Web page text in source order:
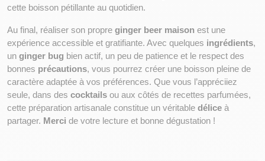
cette boisson pétillante au quotidien.
Au final, réaliser son propre ginger beer maison est une
expérience accessible et gratifiante. Avec quelques ingrédients,
un ginger bug bien actif, un peu de patience et le respect des
bonnes précautions, vous pourrez créer une boisson pleine de
caractère adaptée à vos préférences. Que vous l’appréciiez
seule, dans des cocktails ou aux côtés de recettes parfumées,
cette préparation artisanale constitue un véritable délice à
partager. Merci de votre lecture et bonne dégustation !